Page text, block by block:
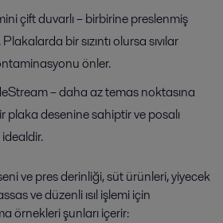
çift duvarlı – birbirine preslenmiş
bir sızıntı olursa sıvılar
önler.
– daha az temas noktasına
plaka desenine sahiptir ve posalı
ve pres derinliği, süt ürünleri, yiyecek
ve düzenli ısıl işlemi için
örnekleri şunları içerir: